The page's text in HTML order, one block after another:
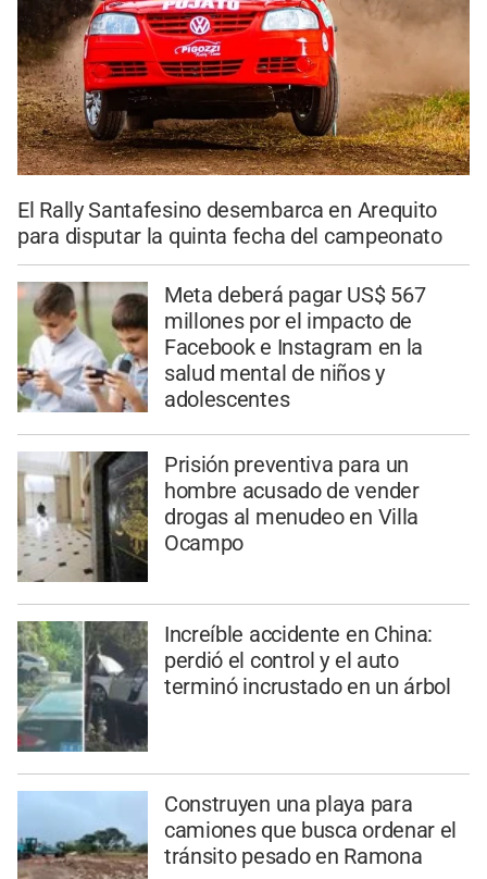
El Rally Santafesino desembarca en Arequito
para disputar la quinta fecha del campeonato
Meta deberá pagar US$ 567
millones por el impacto de
Facebook e Instagram en la
salud mental de niños y
adolescentes
Prisión preventiva para un
hombre acusado de vender
drogas al menudeo en Villa
Ocampo
Increíble accidente en China:
perdió el control y el auto
terminó incrustado en un árbol
Construyen una playa para
camiones que busca ordenar el
tránsito pesado en Ramona